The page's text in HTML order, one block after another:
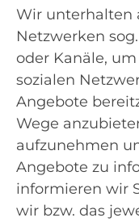
Wir unterhalten
Netzwerken
oder Kanäle,
sozialen
Angebote
Wege
aufzunehmen
Angebote zu
informieren wir
wir bzw. das